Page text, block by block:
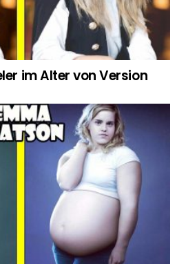
im Alter von Version